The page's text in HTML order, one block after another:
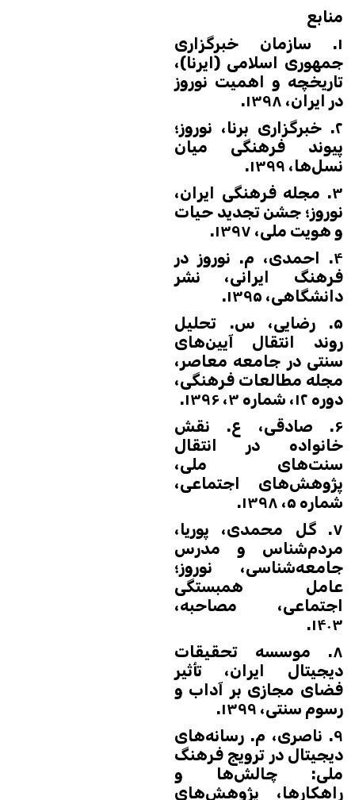
منابع
۱. سازمان خبرگزاری
جمهوری اسلامی (ایرنا)،
تاریخچه و اهمیت نوروز
در ایران، ۱۳۹۸.
۲. خبرگزاری برنا، نوروز؛
پیوند فرهنگی میان
نسل‌ها، ۱۳۹۹.
۳. مجله فرهنگی ایران،
نوروز؛ جشن تجدید حیات
و هویت ملی، ۱۳۹۷.
۴. احمدی، م. نوروز در
فرهنگ ایرانی، نشر
دانشگاهی، ۱۳۹۵.
۵. رضایی، س. تحلیل
روند انتقال آیین‌های
سنتی در جامعه معاصر،
مجله مطالعات فرهنگی،
دوره ۱۲، شماره ۳، ۱۳۹۶.
۶. صادقی، ع. نقش
خانواده در انتقال
سنت‌های ملی،
پژوهش‌های اجتماعی،
شماره ۵، ۱۳۹۸.
۷. گل محمدی، پوریا،
مردم‌شناس و مدرس
جامعه‌شناسی، نوروز؛
عامل همبستگی
اجتماعی، مصاحبه،
۱۴۰۳.
۸. موسسه تحقیقات
دیجیتال ایران، تأثیر
فضای مجازی بر آداب و
رسوم سنتی، ۱۳۹۹.
۹. ناصری، م. رسانه‌های
دیجیتال در ترویج فرهنگ
ملی: چالش‌ها و
راهکارها، پژوهش‌های